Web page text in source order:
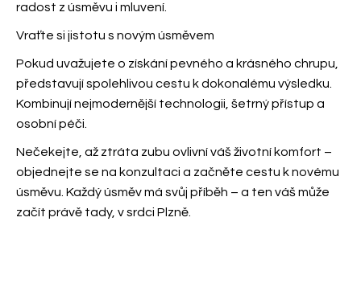
radost z úsměvu i mluvení.
Vraťte si jistotu s novým úsměvem
Pokud uvažujete o získání pevného a krásného chrupu,
představují spolehlivou cestu k dokonalému výsledku.
Kombinují nejmodernější technologii, šetrný přístup a
osobní péči.
Nečekejte, až ztráta zubu ovlivní váš životní komfort –
objednejte se na konzultaci a začněte cestu k novému
úsměvu. Každý úsměv má svůj příběh – a ten váš může
začít právě tady, v srdci Plzně.